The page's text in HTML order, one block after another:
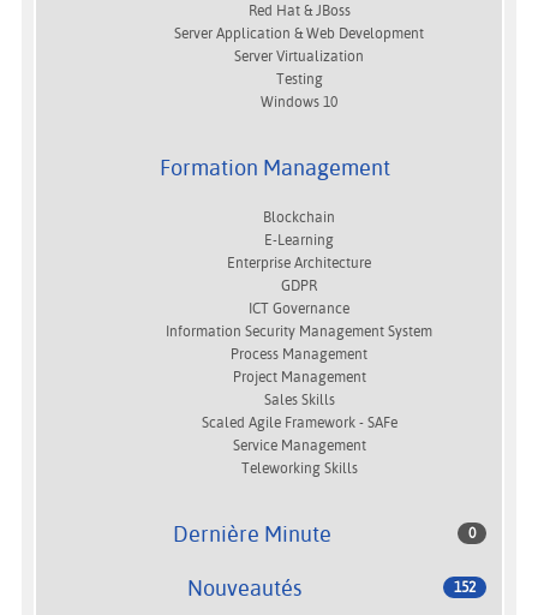
Red Hat & JBoss
Server Application & Web Development
Server Virtualization
Testing
Windows 10
Formation Management
Blockchain
E-Learning
Enterprise Architecture
GDPR
ICT Governance
Information Security Management System
Process Management
Project Management
Sales Skills
Scaled Agile Framework - SAFe
Service Management
Teleworking Skills
Dernière Minute 0
Nouveautés 152